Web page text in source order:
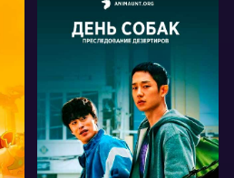
6578
6 4